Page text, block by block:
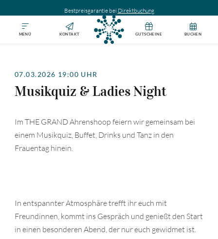
Bestpreisgarantie bei Direktbuchung
MENÜ KONTAKT GUTSCHEINE BUCHEN
07.03.2026 19:00 UHR
Musikquiz & Ladies Night
Im THE GRAND Ahrenshoop feiern wir gemeinsam bei
einem Musikquiz, Buffet, Drinks und Tanz in den
Frauentag hinein.
In entspannter Atmosphäre trefft ihr euch mit
Freundinnen, kommt ins Gespräch und genießt den Start
in einen besonderen Abend, der nur euch gewidmet ist.